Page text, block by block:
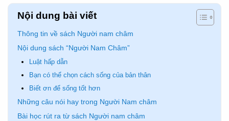
Nội dung bài viết
Thông tin về sách Người nam châm
Nội dung sách “Người Nam Châm”
Luật hấp dẫn
Bạn có thể chọn cách sống của bản thân
Biết ơn để sống tốt hơn
Những câu nói hay trong Người Nam châm
Bài học rút ra từ sách Người nam châm